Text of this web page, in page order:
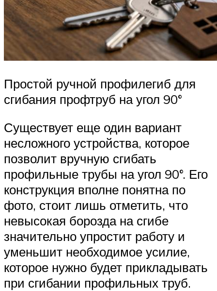
Простой ручной профилегиб для
сгибания профтруб на угол 90°
Существует еще один вариант
несложного устройства, которое
позволит вручную сгибать
профильные трубы на угол 90°. Его
конструкция вполне понятна по
фото, стоит лишь отметить, что
невысокая борозда на сгибе
значительно упростит работу и
уменьшит необходимое усилие,
которое нужно будет прикладывать
при сгибании профильных труб.